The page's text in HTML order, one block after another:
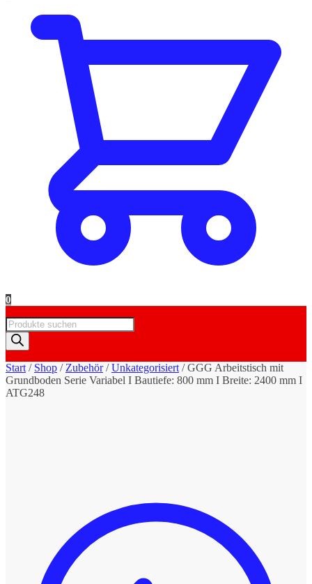
0
Products
search
Start / Shop / Zubehör/Unkategorisiert /GGG Arbeitstisch mit
Grundboden Serie Variabel I Bautiefe: 800 mm I Breite: 2400 mm I
ATG248